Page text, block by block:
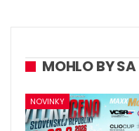
MOHLO BY
NOVINKY